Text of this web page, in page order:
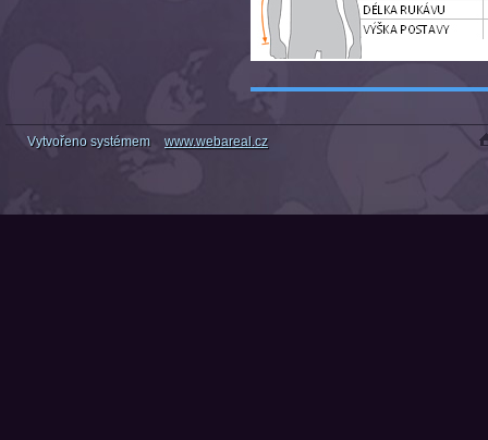
Vytvořeno systémem www.webareal.cz